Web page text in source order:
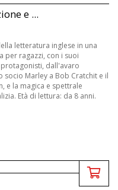
e ...
letteratura inglese in una
per ragazzi, con i suoi
dall'avaro
socio Marley a Bob Cratchit e il
e la magica e spettrale
Età di lettura: da 8 anni.